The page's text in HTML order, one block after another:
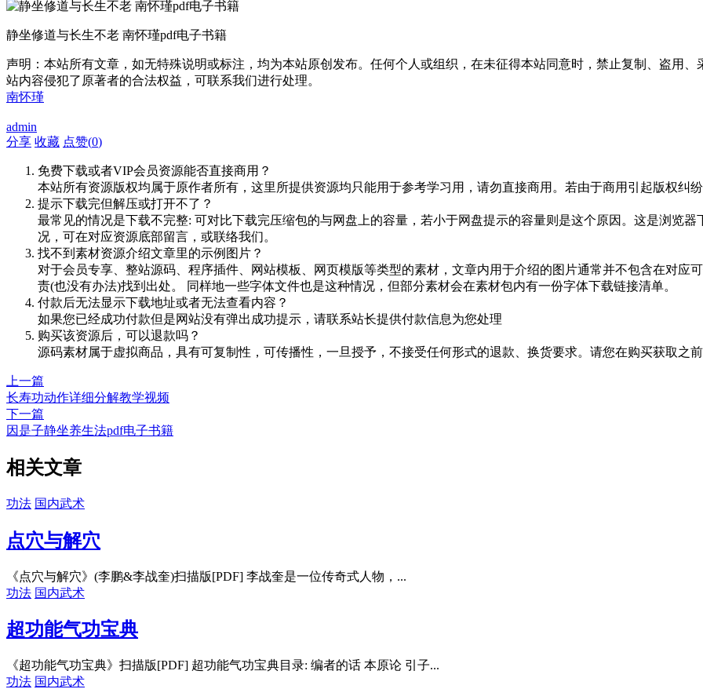
静坐修道与长生不老 南怀瑾pdf电子书籍
声明：本站所有文章，如无特殊说明或标注，均为本站原创发布。任何个人或组织，在未征得本站同意时，禁止复制、盗用
站内容侵犯了原著者的合法权益，可联系我们进行处理。
南怀瑾
admin
分享 收藏 点赞(0)
免费下载或者VIP会员资源能否直接商用？
本站所有资源版权均属于原作者所有，这里所提供资源均只能用于参考学习用，请勿直接商用。若由于商用引起版权纠
提示下载完但解压或打开不了？
最常见的情况是下载不完整: 可对比下载完压缩包的与网盘上的容量，若小于网盘提示的容量则是这个原因。这是浏览
况，可在对应资源底部留言，或联络我们。
找不到素材资源介绍文章里的示例图片？
对于会员专享、整站源码、程序插件、网站模板、网页模版等类型的素材，文章内用于介绍的图片通常并不包含在对应
责(也没有办法)找到出处。 同样地一些字体文件也是这种情况，但部分素材会在素材包内有一份字体下载链接清单。
付款后无法显示下载地址或者无法查看内容？
如果您已经成功付款但是网站没有弹出成功提示，请联系站长提供付款信息为您处理
购买该资源后，可以退款吗？
源码素材属于虚拟商品，具有可复制性，可传播性，一旦授予，不接受任何形式的退款、换货要求。请您在购买获取之
上一篇
长寿功动作详细分解教学视频
下一篇
因是子静坐养生法pdf电子书籍
相关文章
功法 国内武术
点穴与解穴
《点穴与解穴》(李鹏&李战奎)扫描版[PDF] 李战奎是一位传奇式人物，...
功法 国内武术
超功能气功宝典
《超功能气功宝典》扫描版[PDF] 超功能气功宝典目录: 编者的话 本原论 引子...
功法 国内武术